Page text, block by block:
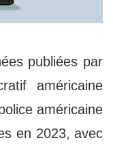
publiées par
américaine
américaine
en 2023, avec